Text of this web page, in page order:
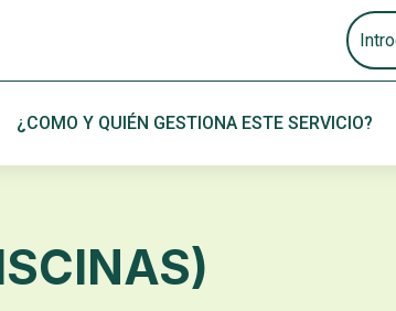
¿COMO Y QUIÉN GESTIONA ESTE SERVICIO?